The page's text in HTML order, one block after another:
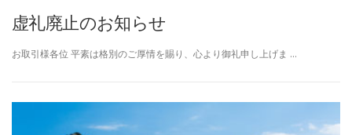
虚礼廃止のお知らせ
お取引様各位 平素は格別のご厚情を賜り、心より御礼申し上げま …